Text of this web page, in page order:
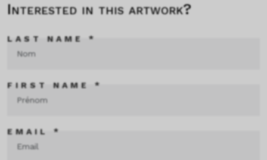
Interested in this artwork?
LAST NAME *
FIRST NAME *
EMAIL *